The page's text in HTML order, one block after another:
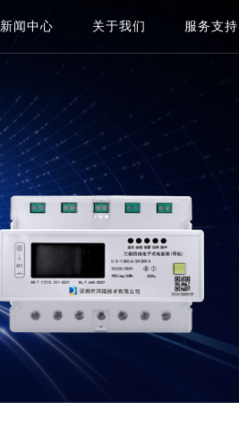
新闻中心 关于我们 服务支持